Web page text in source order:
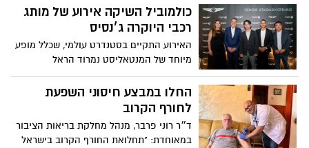
על עלייה במשקל, תחושת כבדות וחוסר
שליטה. יעל נתן גולדשטיין, דיאטנית קלינית
במאוחדת מחוז ירושלים, עם טיפים והמלצות
כיצד לצלוח את התקופה המאתגרת
באמצעות אכילה נכונה ובריאה
כולמוביל השיקה אירוע של מותג
רכבי היוקרה ג׳נסיס
האירוע התקיים בסטנדרט עולמי, שכלל מופע
מיוחד של המנטאליסט נמרוד הראל
החלו במבצע חיסוני השפעת
לחורף הקרוב
ד״ר רוני פרבר, מנהל מחלקת בריאות הציבור
במאוחדת: "תחלואת החורף הקרוב בישראל